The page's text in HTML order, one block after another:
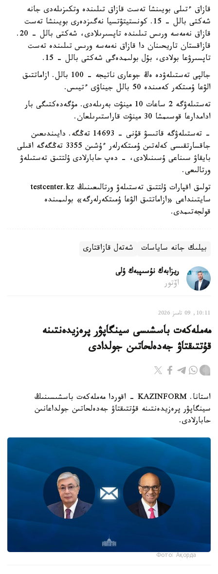
قازاق ءتىلى بويىنشا تەست قازاق تىلىندە وتكىزىلەدى جانە
شەكتى بالل - 15. كونستيتۋتسيا نەگىزدەرى بويىنشا تەست
قازاق نەمەسە ورىس تىلىندە تاپسىرىلادى، شەكتى بالل - 20.
قازاقستان تاريحىنان دا قازاق نەمەسە ورىس تىلىندە تەست
تاپسىرۋعا بولادى، بۇل بولىمدەگى شەكتى بالل - 15.
جالپى تەستىلەۋدە ەڭ جوعارى ناتيجە - 100 بالل. ازاماتتىق
الۋعا ۇمىتكەر كەمىندە 50 بالل جيناۋى ءتيىس.
تەستىلەۋگە 2 ساعات 10 مينۋت بەرىلەدى. مۇگەدەكتىگى بار
ادامدارعا قوسىمشا 30 مينۋت قاراستىرىلعان.
- تەستىلەۋگە قاتىسۋ قۇنى - 14693 تەڭگە. دايىندىعىن
جاقسارتقىسى كەلەتىن ۇمىتكەرلەر ءۇشىن 3355 تەڭگەگە اقىلى
بايقاۋ سىناعى ۇسىنىلادى، - دەپ حابارلادى ۇلتتىق تەستىلەۋ
ورتالىعى.
تولىق اقپارات ۇلتتىق تەستىلەۋ ورتالىعىنىڭ testcenter.kz
سايتىنداعى «ازاماتتىق الۋعا ۇمىتكەرلەرگە» بولىمىندە
قولجەتىمدى.
بيلىك جانە ساياسات شەتەل قازاقتارى
ريزابەك نۇسىپبەك ۇلى
اۆتور
10:11, 09 تامىز 2026
مەملەكەت باسشىسى سينگاپۋر پرەزيدەنتىنە
قۇتتىقتاۋ جەدەلحاتىن جولدادى
استانا. KAZINFORM - اقوردا مەملەكەت باسشىسىنىڭ
سينگاپۋر پرەزيدەنتىنە قۇتتىقتاۋ جەدەلحاتىن جولداعانىن
حابارلادى.
Фото: Ақорда